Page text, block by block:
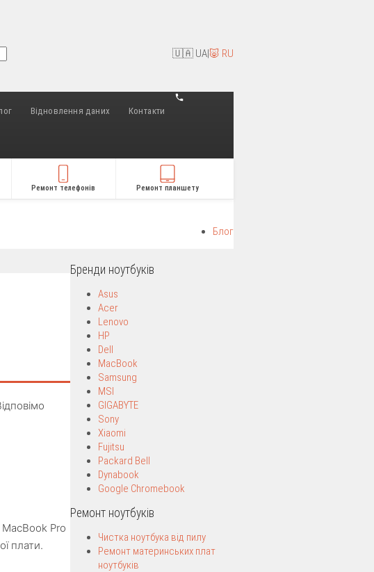
🇺🇦 UA|🐷 RU
Відновлення даних Контакти
Ремонт телефонів Ремонт планшету
Блог
Pro
плати.
Бренди ноутбуків
Asus
Acer
Lenovo
HP
Dell
MacBook
Samsung
MSI
GIGABYTE
Sony
Xiaomi
Fujitsu
Packard Bell
Dynabook
Google Chromebook
Ремонт ноутбуків
Чистка ноутбука від пилу
Ремонт материнських плат
ноутбуків